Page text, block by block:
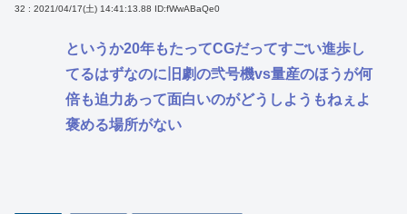
32 : 2021/04/17(土) 14:41:13.88 ID:fWwABaQe0
というか20年もたってCGだってすごい進歩し
てるはずなのに旧劇の弐号機vs量産のほうが何
倍も迫力あって面白いのがどうしようもねぇよ
褒める場所がない